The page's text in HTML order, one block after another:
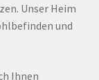
Unser Heim
und
Ihnen